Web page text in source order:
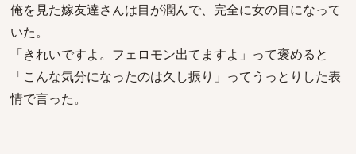
俺を見た嫁友達さんは目が潤んで、完全に女の目になって
いた。
「きれいですよ。フェロモン出てますよ」って褒めると
「こんな気分になったのは久し振り」ってうっとりした表
情で言った。